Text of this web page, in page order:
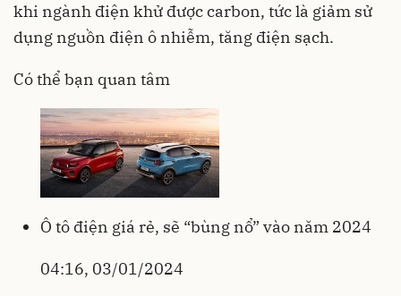
khi ngành điện khử được carbon, tức là giảm sử
dụng nguồn điện ô nhiễm, tăng điện sạch.
Có thể bạn quan tâm
Ô tô điện giá rẻ, sẽ “bùng nổ” vào năm 2024
04:16, 03/01/2024